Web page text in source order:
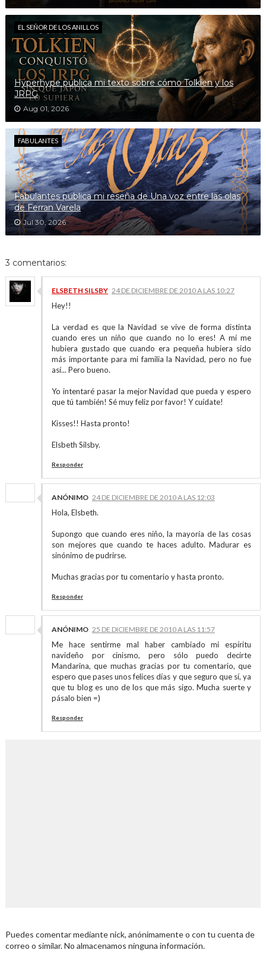
EL SEÑOR DE LOS ANILLOS
Hyperhype publica mi texto sobre cómo Tolkien y los
JRPG
Aug 01, 2026
FABULANTES
Fabulantes publica mi reseña de Una voz entre las olas
de Ferran Varela
Jul 30, 2026
3 comentarios:
ELSBETH SILSBY 24 DE DICIEMBRE DE 2010 A LAS 10:27
Hey!!
La verdad es que la Navidad se vive de forma distinta
cuando eres un niño que cuando no lo eres! A mí me
hubiera gustado que cuando era pequeña hubiera sido
más importante para mi familia la Navidad, pero no fue
así... Pero bueno.
Yo intentaré pasar la mejor Navidad que pueda y espero
que tú también! Sé muy feliz por favor! Y cuídate!
Kisses!! Hasta pronto!
Elsbeth Silsby.
Responder
ANÓNIMO 24 DE DICIEMBRE DE 2010 A LAS 12:03
Hola, Elsbeth.
Supongo que cuando eres niño, la mayoría de las cosas
son mejores que cuando te haces adulto. Madurar es
sinónimo de pudrirse.
Muchas gracias por tu comentario y hasta pronto.
Responder
ANÓNIMO 25 DE DICIEMBRE DE 2010 A LAS 11:57
Me hace sentirme mal haber cambiado mi espíritu
navideño por cinismo, pero sólo puedo decirte
Mandarina, que muchas gracias por tu comentario, que
espero que pases unos felices días y que seguro que sí, ya
que tu blog es uno de los que más sigo. Mucha suerte y
pásalo bien =)
Responder
Puedes comentar mediante nick, anónimamente o con tu cuenta de
correo o similar. No almacenamos ninguna información.